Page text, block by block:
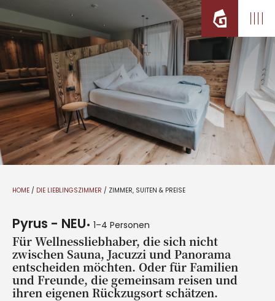
HOME / DIE LIEBLINGSZIMMER / ZIMMER, SUITEN & PREISE
Pyrus - NEU 1–4 Personen
Für Wellnessliebhaber, die sich nicht
zwischen Sauna, Jacuzzi und Panorama
entscheiden möchten. Oder für Familien
und Freunde, die gemeinsam reisen und
ihren eigenen Rückzugsort schätzen.